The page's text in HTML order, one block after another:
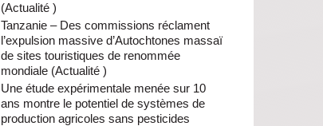
(Actualité)
Tanzanie – Des commissions réclament
l’expulsion massive d’Autochtones massaï
de sites touristiques de renommée
mondiale (Actualité)
Une étude expérimentale menée sur 10
ans montre le potentiel de systèmes de
production agricoles sans pesticides